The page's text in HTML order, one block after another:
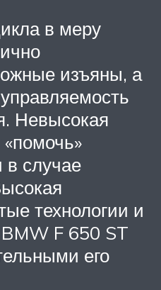
в меру
изъяны, а
Невысокая
в случае
технологии и
F 650 ST
его